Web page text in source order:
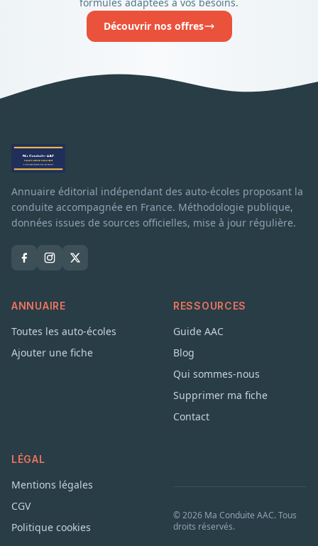
Découvrir nos offres
Annuaire éditorial indépendant des auto-écoles proposant la
conduite accompagnée en France. Méthodologie publique,
données issues de sources officielles, mise à jour régulière.
ANNUAIRE
Toutes les auto-écoles
Ajouter une fiche
RESSOURCES
Guide AAC
Blog
Qui sommes-nous
Supprimer ma fiche
Contact
LÉGAL
Mentions légales
CGV
Politique cookies
© 2026 Ma Conduite AAC. Tous
droits réservés.